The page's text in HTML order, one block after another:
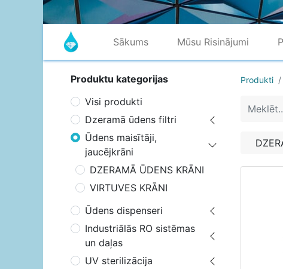
Sākums Mūsu Risinājumi
Produktu kategorijas
Visi produkti
Dzeramā ūdens filtri
Ūdens maisītāji,
jaucējkrāni
DZERAMĀ ŪDENS KRĀNI
VIRTUVES KRĀNI
Ūdens dispenseri
Industriālās RO sistēmas
un daļas
UV sterilizācija
Produkti